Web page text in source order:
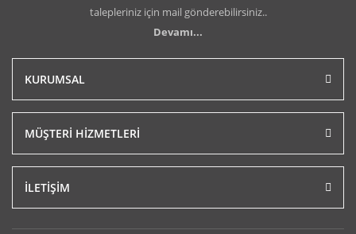
talepleriniz için mail gönderebilirsiniz..
Devamı...
KURUMSAL
MÜŞTERİ HİZMETLERİ
İLETİŞİM